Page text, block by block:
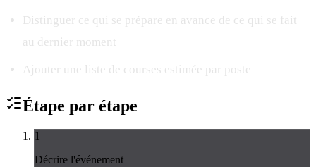
Distinguer ce qui se prépare en avance de ce qui se fait
au dernier moment
Ajouter une liste de courses estimée par poste
Étape par étape
1
Décrire l'événement